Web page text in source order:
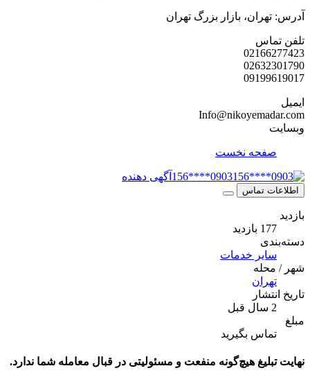
بازار بزرگ تهران
نخست
0903****156 آگهی دهنده
تماس
خدمات
بگیرید
هیچ‌گونه منفعت و مسئولیتی در قبال معامله شما ندارد.